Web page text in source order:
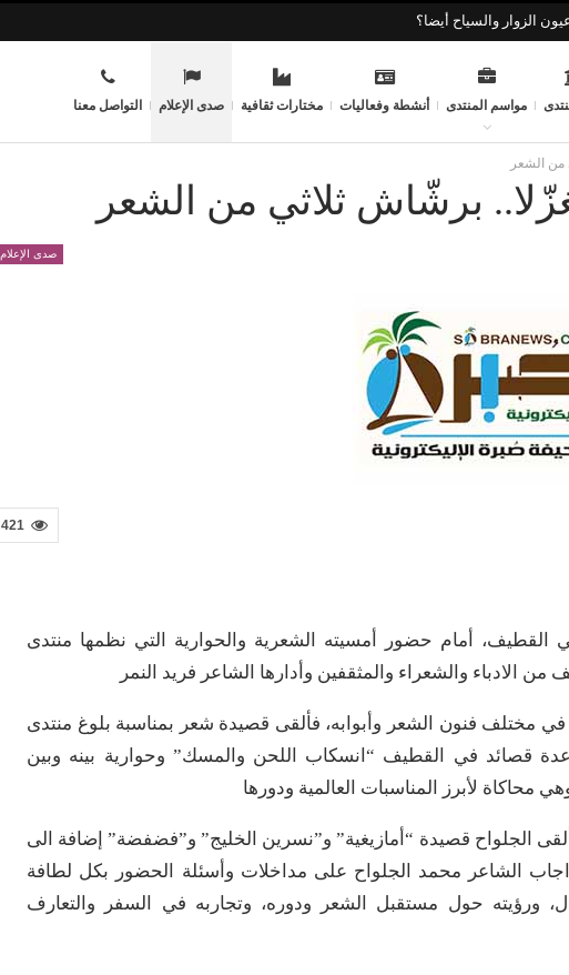
الزوار والسياح أيضا؟
مواسم المنتدى أنشطة وفعاليات مختارات ثقافية صدى الإعلام التواصل معنا
من الشعر
برشّاش ثلاثي من الشعر
صدى الإعلام
421
القطيف، أمام حضور أمسيته الشعرية والحوارية التي نظمها منتدى
من الادباء والشعراء والمثقفين وأدارها الشاعر فريد النمر
مختلف فنون الشعر وأبوابه، فألقى قصيدة شعر بمناسبة بلوغ منتدى
وعدة قصائد في القطيف “انسكاب اللحن والمسك” وحوارية بينه وبين
محاكاة لأبرز المناسبات العالمية ودورها
الجلواح قصيدة “أمازيغية” و”نسرين الخليج” و”فضفضة” إضافة الى
الشاعر محمد الجلواح على مداخلات وأسئلة الحضور بكل لطافة
ورؤيته حول مستقبل الشعر ودوره، وتجاربه في السفر والتعارف